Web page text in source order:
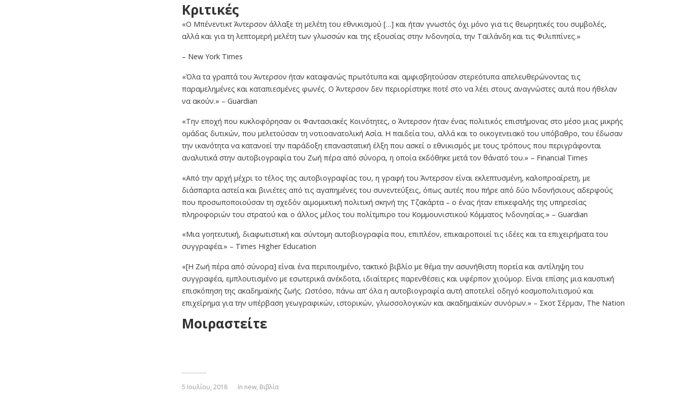
Kριτικές
«Ο Μπένεντικτ Άντερσον άλλαξε τη μελέτη του εθνικισμού […] και ήταν γνωστός όχι μόνο για τις θεωρητικές του συμβολές,
αλλά και για τη λεπτομερή μελέτη των γλωσσών και της εξουσίας στην Ινδονησία, την Ταϊλάνδη και τις Φιλιππίνες.»
– New York Times
«Όλα τα γραπτά του Άντερσον ήταν καταφανώς πρωτότυπα και αμφισβητούσαν στερεότυπα απελευθερώνοντας τις
παραμελημένες και καταπιεσμένες φωνές. Ο Άντερσον δεν περιορίστηκε ποτέ στο να λέει στους αναγνώστες αυτά που ήθελαν
να ακούν.» – Guardian
«Την εποχή που κυκλοφόρησαν οι Φαντασιακές Κοινότητες, ο Άντερσον ήταν ένας πολιτικός επιστήμονας στο μέσο μιας μικρής
ομάδας δυτικών, που μελετούσαν τη νοτιοανατολική Ασία. Η παιδεία του, αλλά και το οικογενειακό του υπόβαθρο, του έδωσαν
την ικανότητα να κατανοεί την παράδοξη επαναστατική έλξη που ασκεί ο εθνικισμός με τους τρόπους που περιγράφονται
αναλυτικά στην αυτοβιογραφία του Ζωή πέρα από σύνορα, η οποία εκδόθηκε μετά τον θάνατό του.» – Financial Times
«Από την αρχή μέχρι το τέλος της αυτοβιογραφίας του, η γραφή του Άντερσον είναι εκλεπτυσμένη, καλοπροαίρετη, με
διάσπαρτα αστεία και βινιέτες από τις αγαπημένες του συνεντεύξεις, όπως αυτές που πήρε από δύο Ινδονήσιους αδερφούς
που προσωποποιούσαν τη σχεδόν αιμομικτική πολιτική σκηνή της Τζακάρτα – ο ένας ήταν επικεφαλής της υπηρεσίας
πληροφοριών του στρατού και ο άλλος μέλος του πολίτμπιρο του Κομμουνιστικού Κόμματος Ινδονησίας.» – Guardian
«Μια γοητευτική, διαφωτιστική και σύντομη αυτοβιογραφία που, επιπλέον, επικαιροποιεί τις ιδέες και τα επιχειρήματα του
συγγραφέα.» – Times Higher Education
«[Η Ζωή πέρα από σύνορα] είναι ένα περιποιημένο, τακτικό βιβλίο με θέμα την ασυνήθιστη πορεία και αντίληψη του
συγγραφέα, εμπλουτισμένο με εσωτερικά ανέκδοτα, ιδιαίτερες παρενθέσεις και υφέρπον χιούμορ. Είναι επίσης μια καυστική
επισκόπηση της ακαδημαϊκής ζωής. Ωστόσο, πάνω απ’ όλα η αυτοβιογραφία αυτή αποτελεί οδηγό κοσμοπολιτισμού και
επιχείρημα για την υπέρβαση γεωγραφικών, ιστορικών, γλωσσολογικών και ακαδημαϊκών συνόρων.» – Σκοτ Σέρμαν, The Nation
Μοιραστείτε
5 Ιουλίου, 2018 In new, Βιβλία